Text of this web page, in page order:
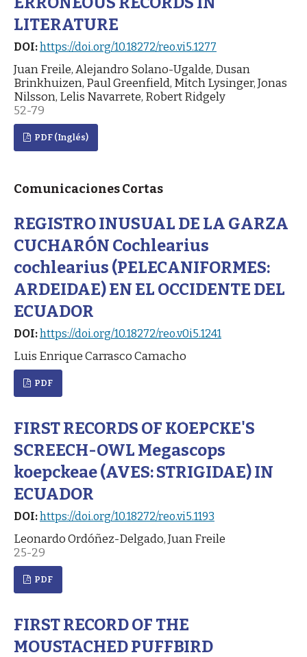
LITERATURE
DOI:https://doi.org/10.18272/reo.vi5.1277
Juan Freile, Alejandro Solano-Ugalde, Dusan
Brinkhuizen, Paul Greenfield, Mitch Lysinger, Jonas
Nilsson, Lelis Navarrete, Robert Ridgely
52-79
PDF (Inglés)
Comunicaciones Cortas
REGISTRO INUSUAL DE LA GARZA
CUCHARÓN Cochlearius
cochlearius (PELECANIFORMES:
ARDEIDAE) EN EL OCCIDENTE DEL
ECUADOR
DOI:https://doi.org/10.18272/reo.v0i5.1241
Luis Enrique Carrasco Camacho
PDF
FIRST RECORDS OF KOEPCKE'S
SCREECH-OWL Megascops
koepckeae (AVES: STRIGIDAE) IN
ECUADOR
DOI:https://doi.org/10.18272/reo.vi5.1193
Leonardo Ordóñez-Delgado, Juan Freile
25-29
PDF
FIRST RECORD OF THE
MOUSTACHED PUFFBIRD